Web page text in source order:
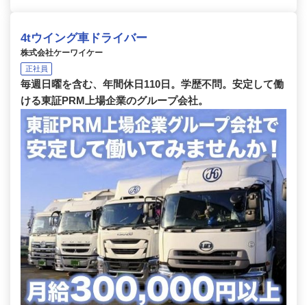
4tウイング車ドライバー
株式会社ケーワイケー
正社員
毎週日曜を含む、年間休日110日。学歴不問。安定して働
ける東証PRM上場企業のグループ会社。